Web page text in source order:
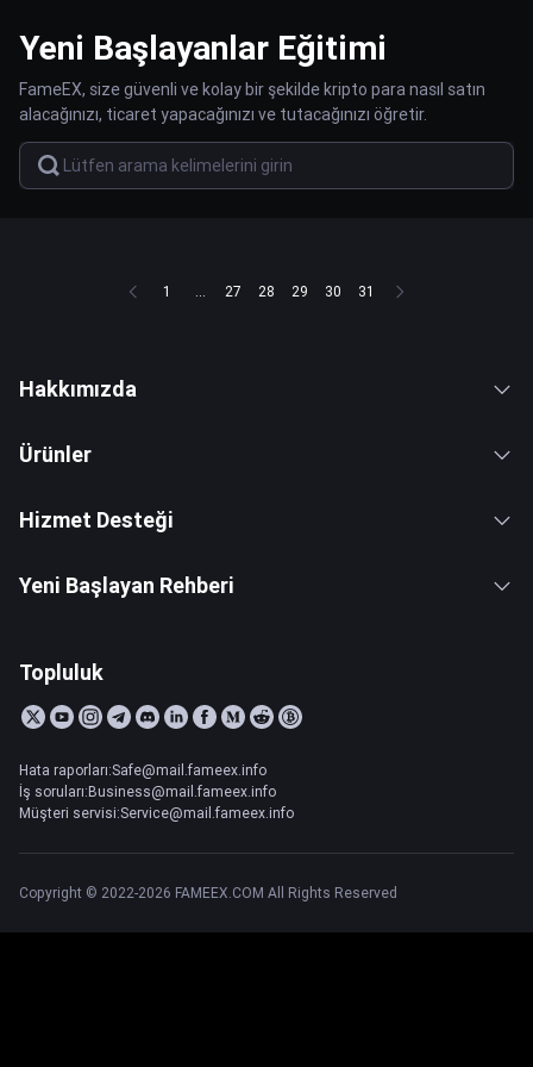
Yeni Başlayanlar Eğitimi
FameEX, size güvenli ve kolay bir şekilde kripto para nasıl satın
alacağınızı, ticaret yapacağınızı ve tutacağınızı öğretir.
1 ... 27 28 29 30 31
Hakkımızda
Ürünler
Hizmet Desteği
Yeni Başlayan Rehberi
Topluluk
Hata raporları:Safe@mail.fameex.info
İş soruları:Business@mail.fameex.info
Müşteri servisi:Service@mail.fameex.info
Copyright © 2022-2026 FAMEEX.COM All Rights Reserved